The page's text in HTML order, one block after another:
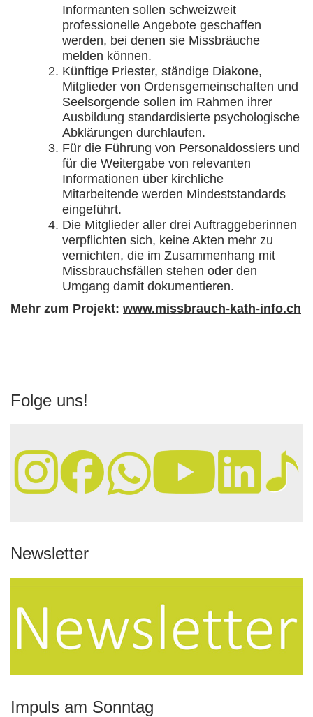
Informanten sollen schweizweit
professionelle Angebote geschaffen
werden, bei denen sie Missbräuche
melden können.
Künftige Priester, ständige Diakone,
Mitglieder von Ordensgemeinschaften und
Seelsorgende sollen im Rahmen ihrer
Ausbildung standardisierte psychologische
Abklärungen durchlaufen.
Für die Führung von Personaldossiers und
für die Weitergabe von relevanten
Informationen über kirchliche
Mitarbeitende werden Mindeststandards
eingeführt.
Die Mitglieder aller drei Auftraggeberinnen
verpflichten sich, keine Akten mehr zu
vernichten, die im Zusammenhang mit
Missbrauchsfällen stehen oder den
Umgang damit dokumentieren.
Mehr zum Projekt: www.missbrauch-kath-info.ch
Folge uns!
Newsletter
Impuls am Sonntag